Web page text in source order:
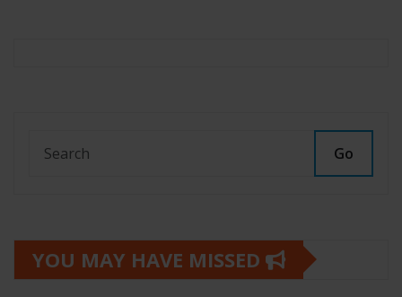
Go
YOU MAY HAVE MISSED